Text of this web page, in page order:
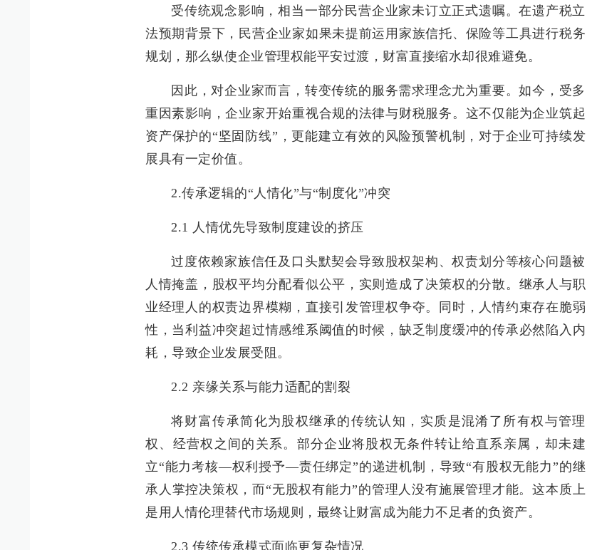
受传统观念影响，相当一部分民营企业家未订立正式遗嘱。在遗产税立
法预期背景下，民营企业家如果未提前运用家族信托、保险等工具进行税务
规划，那么纵使企业管理权能平安过渡，财富直接缩水却很难避免。
因此，对企业家而言，转变传统的服务需求理念尤为重要。如今，受多
重因素影响，企业家开始重视合规的法律与财税服务。这不仅能为企业筑起
资产保护的“坚固防线”，更能建立有效的风险预警机制，对于企业可持续发
展具有一定价值。
2.传承逻辑的“人情化”与“制度化”冲突
2.1 人情优先导致制度建设的挤压
过度依赖家族信任及口头默契会导致股权架构、权责划分等核心问题被
人情掩盖，股权平均分配看似公平，实则造成了决策权的分散。继承人与职
业经理人的权责边界模糊，直接引发管理权争夺。同时，人情约束存在脆弱
性，当利益冲突超过情感维系阈值的时候，缺乏制度缓冲的传承必然陷入内
耗，导致企业发展受阻。
2.2 亲缘关系与能力适配的割裂
将财富传承简化为股权继承的传统认知，实质是混淆了所有权与管理
权、经营权之间的关系。部分企业将股权无条件转让给直系亲属，却未建
立“能力考核—权利授予—责任绑定”的递进机制，导致“有股权无能力”的继
承人掌控决策权，而“无股权有能力”的管理人没有施展管理才能。这本质上
是用人情伦理替代市场规则，最终让财富成为能力不足者的负资产。
2.3 传统传承模式面临更复杂情况